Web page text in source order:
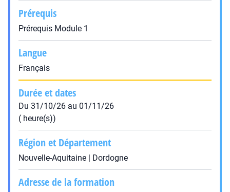
Prérequis
Prérequis Module 1
Langue
Français
Durée et dates
Du 31/10/26 au 01/11/26
( heure(s))
Région et Département
Nouvelle-Aquitaine | Dordogne
Adresse de la formation